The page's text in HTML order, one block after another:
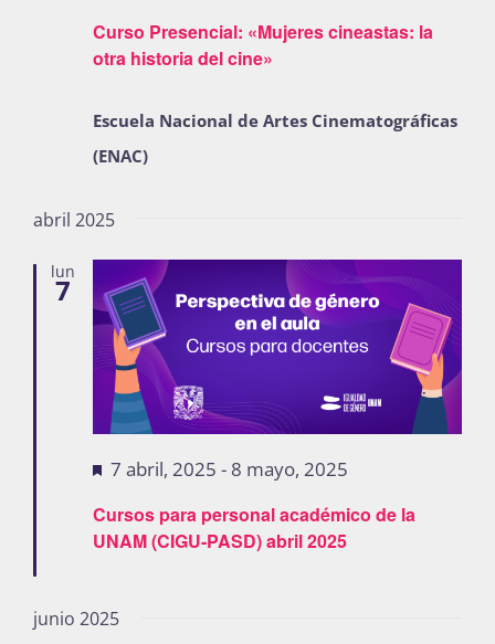
Curso Presencial: «Mujeres cineastas: la
otra historia del cine»
Escuela Nacional de Artes Cinematográficas
(ENAC)
abril 2025
lun
7
Cursos para personal académico de la
UNAM (CIGU-PASD) abril 2025
Destacadas
7 abril, 2025 - 8 mayo, 2025
junio 2025